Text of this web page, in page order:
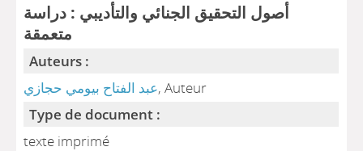
أصول التحقيق الجنائي والتأديبي : دراسة
متعمقة
Auteurs :
عبد الفتاح بيومي حجازي, Auteur
Type de document :
texte imprimé